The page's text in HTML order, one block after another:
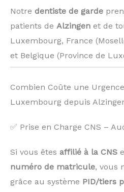
Notre dentiste de garde
patients de Alzingen et de
Luxembourg, France
et Belgique (Province de
Combien Coûte une
Luxembourg depuis
✅ Prise en Charge CNS –
Si vous êtes affilié à la CNS
numéro de matricule, vous
grâce au système PID/tiers